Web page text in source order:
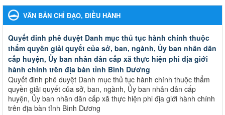
VĂN BẢN CHỈ ĐẠO, ĐIỀU HÀNH
Quyết đinh phê duyệt Danh mục thủ tục hành chính thuộc
thẩm quyền giải quyết của sở, ban, ngành, Ủy ban nhân dân
cấp huyện, Ủy ban nhân dân cấp xã thực hiện phi địa giới
hành chính trên địa bàn tỉnh Bình Dương
Quyết đinh phê duyệt Danh mục thủ tục hành chính thuộc thẩm
quyền giải quyết của sở, ban, ngành, Ủy ban nhân dân cấp
huyện, Ủy ban nhân dân cấp xã thực hiện phi địa giới hành chính
trên địa bàn tỉnh Bình Dương